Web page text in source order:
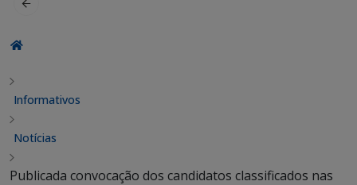
Informativos
Notícias
Publicada convocação dos candidatos classificados nas